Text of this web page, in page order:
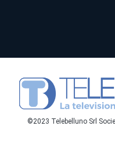
©2023 Telebelluno Srl